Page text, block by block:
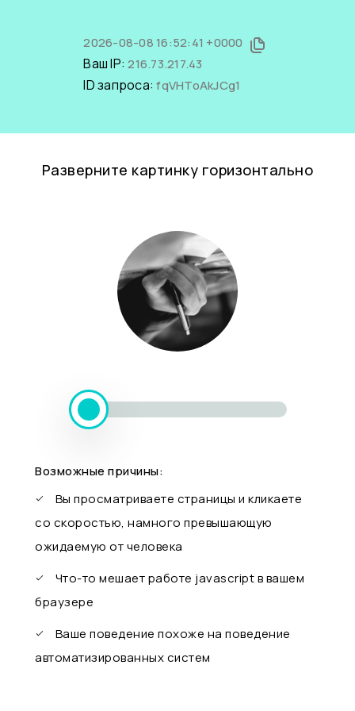
2026-08-08 16:52:41 +0000
Ваш IP:216.73.217.43
ID запроса:fqVHToAkJCg1
Разверните картинку горизонтально
Возможные причины:
Вы просматриваете страницы и кликаете
со скоростью, намного превышающую
ожидаемую от человека
Что-то мешает работе javascript в вашем
браузере
Ваше поведение похоже на поведение
автоматизированных систем